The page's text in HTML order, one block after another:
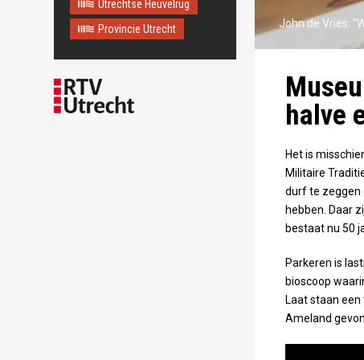
Maps correctly. See the
JavaScript console for
technical details.
Utrechtse Heuvelrug
Provincie Utrecht
John de Vries:
halve
Het is
Militaire
durf te zeggen
hebben. Daar
bestaat nu 50
Parkeren is
bioscoop
Laat staan
Ameland